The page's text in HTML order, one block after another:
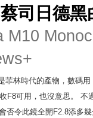
司日德黑
M10
菲林時代的產物，數碼
F8可用，也沒意思。
否令此鏡全開F2.8添多